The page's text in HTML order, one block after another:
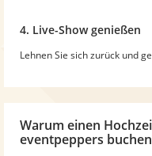
4. Live-Show genießen
Lehnen Sie sich zurück und
Warum einen
eventpeppers